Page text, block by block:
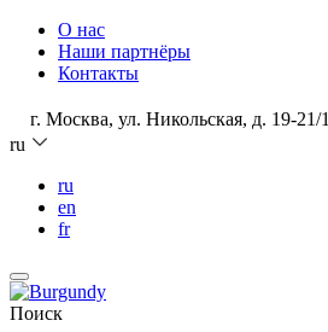
О нас
Наши партнёры
Контакты
г. Москва, ул. Никольская, д. 19-21/1
ru
ru
en
fr
Поиск